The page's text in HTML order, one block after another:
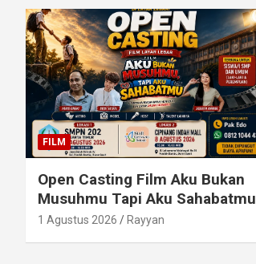
FILM
Open Casting Film Aku Bukan
Musuhmu Tapi Aku Sahabatmu
1 Agustus 2026 Rayyan